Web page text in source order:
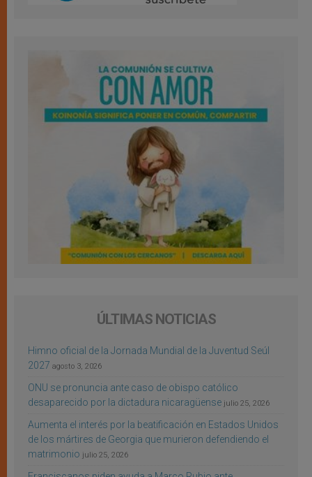
ÚLTIMAS NOTICIAS
Himno oficial de la Jornada Mundial de la Juventud Seúl
2027 agosto 3, 2026
ONU se pronuncia ante caso de obispo católico
desaparecido por la dictadura nicaragüense julio 25, 2026
Aumenta el interés por la beatificación en Estados Unidos
de los mártires de Georgia que murieron defendiendo el
matrimonio julio 25, 2026